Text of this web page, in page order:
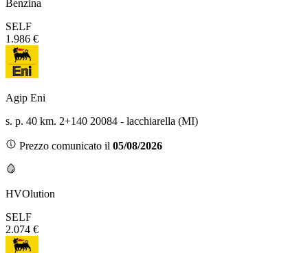
Benzina
SELF
1.986 €
Agip Eni
s. p. 40 km. 2+140 20084 - lacchiarella (MI)
Prezzo comunicato il 05/08/2026
HVOlution
SELF
2.074 €